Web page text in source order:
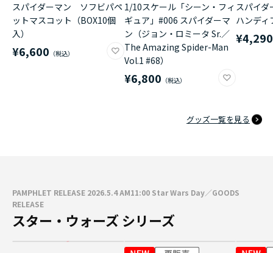
スパイダーマン ソフビパペ
ットマスコット（BOX10個
入）
¥6,600
1/10スケール「シーン・フィ
ギュア」#006 スパイダーマ
ン（ジョン・ロミータ Sr.／
The Amazing Spider-Man
Vol.1 #68）
¥6,800
スパイ
ハンディ
¥4,290
グッズ一覧を見る
PAMPHLET RELEASE 2026.5.4 AM11:00 Star Wars Day／GOODS
RELEASE
スター・ウォーズ シリーズ